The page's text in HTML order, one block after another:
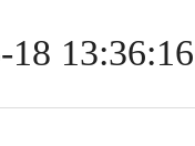
18 13:36:16